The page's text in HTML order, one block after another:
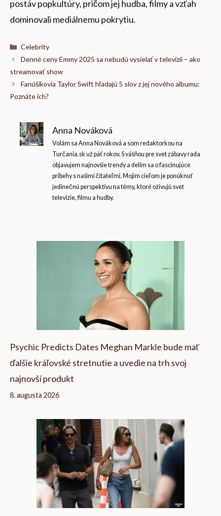
postáv popkultúry, pričom jej hudba, filmy a vzťah
dominovali mediálnemu pokrytiu.
Kategórie
Celebrity
Denné ceny Emmy 2025 sa nebudú vysielať v televízii – ako
streamovať show
Fanúšikovia Taylor Swift hľadajú 5 slov z jej nového albumu:
Poznáte ich?
Anna Nováková
Volám sa Anna Nováková a som redaktorkou na
Turčania.sk už päť rokov. S vášňou pre svet zábavy rada
objavujem najnovšie trendy a delím sa o fascinujúce
príbehy s našimi čitateľmi. Mojím cieľom je ponúknuť
jedinečnú perspektívu na témy, ktoré oživujú svet
televízie, filmu a hudby.
Psychic Predicts Dates Meghan Markle bude mať
ďalšie kráľovské stretnutie a uvedie na trh svoj
najnovší produkt
8. augusta 2026